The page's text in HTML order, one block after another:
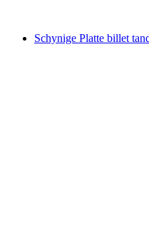
Schynige Platte billet